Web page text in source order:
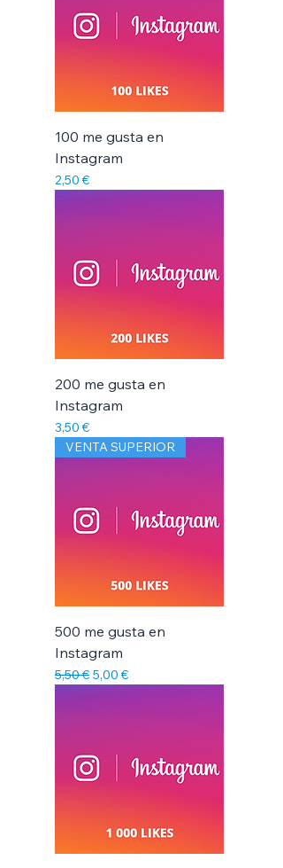
100 me gusta en
Instagram
Precio
2,50 €
200 me gusta en
Instagram
Precio
3,50 €
VENTA SUPERIOR
500 me gusta en
Instagram
Precio
5,50 € Precio de oferta
5,00 €